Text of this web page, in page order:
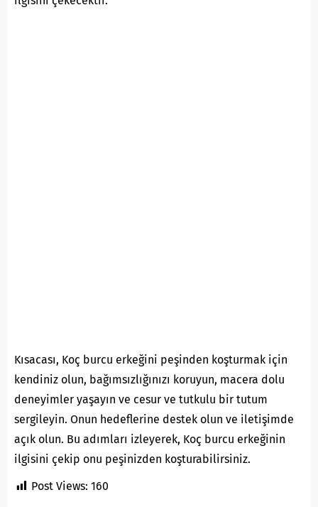
Kısacası, Koç burcu erkeğini peşinden koşturmak için
kendiniz olun, bağımsızlığınızı koruyun, macera dolu
deneyimler yaşayın ve cesur ve tutkulu bir tutum
sergileyin. Onun hedeflerine destek olun ve iletişimde
açık olun. Bu adımları izleyerek, Koç burcu erkeğinin
ilgisini çekip onu peşinizden koşturabilirsiniz.
Post Views: 160